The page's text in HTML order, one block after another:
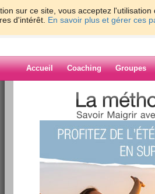
sur ce site, vous acceptez
d'intérêt. En savoir plus et gérer ces
Accueil Coaching Groupes
> jeanmichelcohen
Blog de